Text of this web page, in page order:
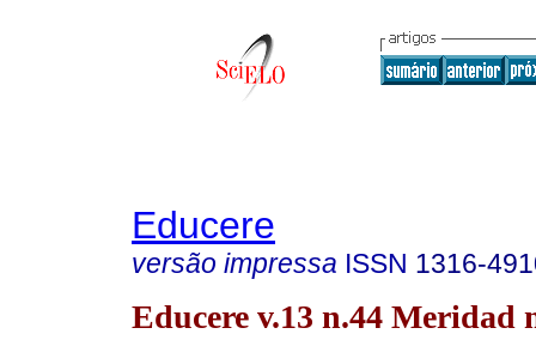
Educere
versão impressa ISSN 1316-
Educere v.13 n.44 Meridad